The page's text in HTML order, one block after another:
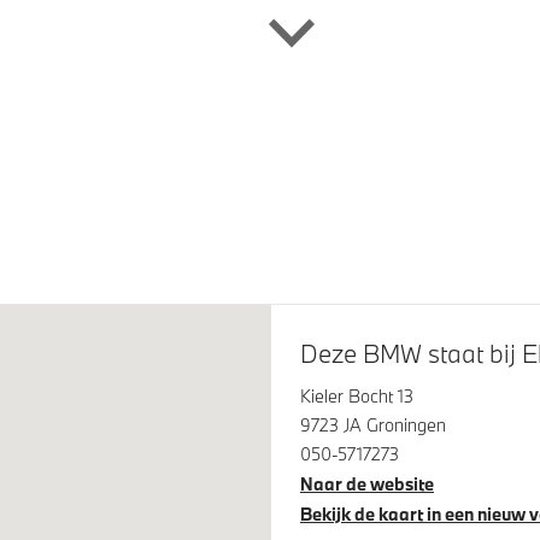
Head-up display
Alarmsysteem klasse 3
Deze BMW staat bij
Kieler Bocht 13
9723 JA Groningen
050-5717273
Naar de website
Bekijk de kaart in een nieuw